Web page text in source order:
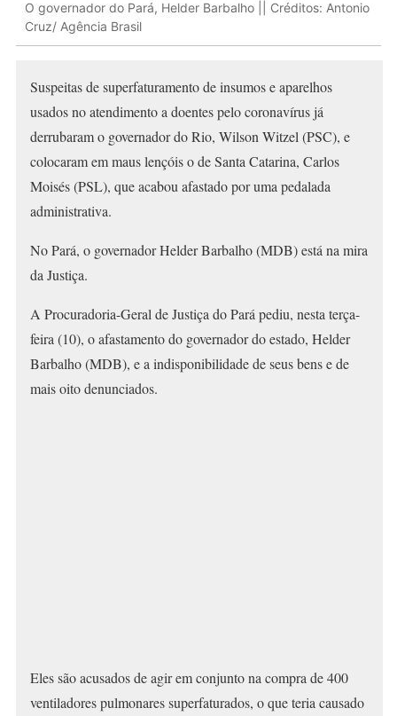
O governador do Pará, Helder Barbalho || Créditos: Antonio
Cruz/ Agência Brasil
Suspeitas de superfaturamento de insumos e aparelhos
usados no atendimento a doentes pelo coronavírus já
derrubaram o governador do Rio, Wilson Witzel (PSC), e
colocaram em maus lençóis o de Santa Catarina, Carlos
Moisés (PSL), que acabou afastado por uma pedalada
administrativa.
No Pará, o governador Helder Barbalho (MDB) está na mira
da Justiça.
A Procuradoria-Geral de Justiça do Pará pediu, nesta terça-
feira (10), o afastamento do governador do estado, Helder
Barbalho (MDB), e a indisponibilidade de seus bens e de
mais oito denunciados.
Eles são acusados de agir em conjunto na compra de 400
ventiladores pulmonares superfaturados, o que teria causado